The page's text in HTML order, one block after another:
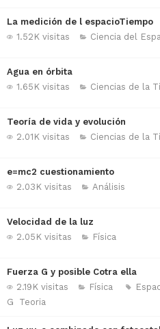
La medición de l espacioTiempo
1.52K visitas
Ciencia del
Agua en órbita
1.65K visitas
Ciencias de la
Teoría de vida y evolución
2.01K visitas
Ciencias de la
e=mc2 cuestionamiento
2.03K visitas
Análisis
Velocidad de la luz
2.05K visitas
Física
Fuerza G y posible Cotra ella
2.19K visitas
Física
G
Teoria